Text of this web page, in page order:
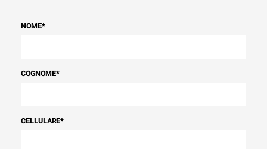
NOME*
COGNOME*
CELLULARE*